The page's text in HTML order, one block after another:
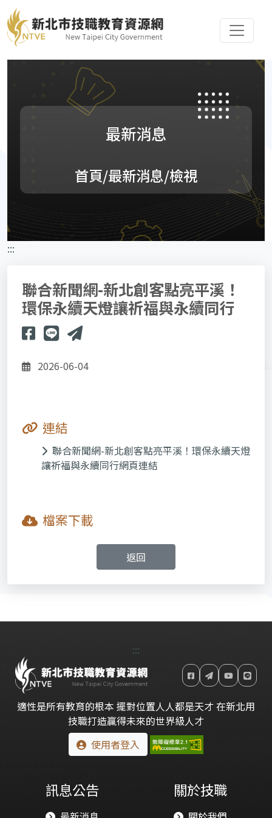
最新消息
首頁/最新消息/檢視
:::
聯合新聞網-新北創客點亮平溪！
環保永續天燈讓祈福與永續同行
2026-06-04
連結
聯合新聞網-新北創客點亮平溪！環保永續天燈
讓祈福與永續同行網頁連結
檔案下載
返回
:::
適性是所有教育的根本 擺對位置人人都是天才 在新北用
技職打造贏得未來的世界級人才
使用者登入
訊息公告 關於技職